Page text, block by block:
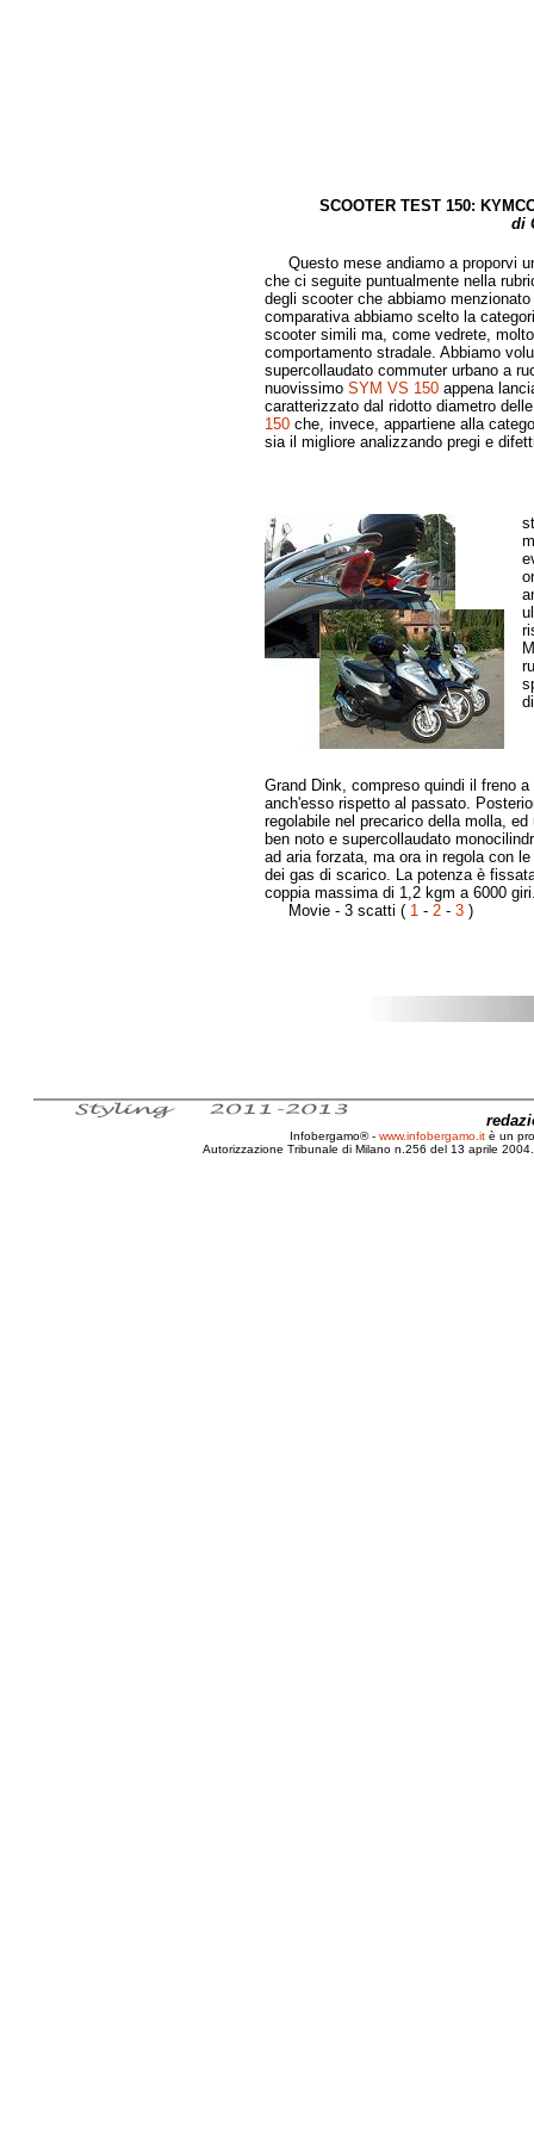
SCOOTER TEST 150:
di Giovanni
Questo mese andiamo a proporvi
che ci seguite puntualmente nella
degli scooter che abbiamo
comparativa abbiamo scelto la
scooter simili ma, come vedrete,
comportamento stradale. Abbiamo
supercollaudato commuter urbano a
nuovissimo SYM VS 150appena
caratterizzato dal ridotto diametro
150che, invece, appartiene alla
sia il migliore analizzando pregi e
Grand Dink, compreso quindi il freno
anch'esso rispetto al passato.
regolabile nel precarico della molla,
ben noto e supercollaudato
ad aria forzata, ma ora in regola con
dei gas di scarico. La potenza è
coppia massima di 1,2 kgm a 6000
Movie - 3 scatti ( 1- 2- 3)
Infobergamo® - www.infobergamo.it è un
Autorizzazione Tribunale di Milano n.256 del 13 aprile